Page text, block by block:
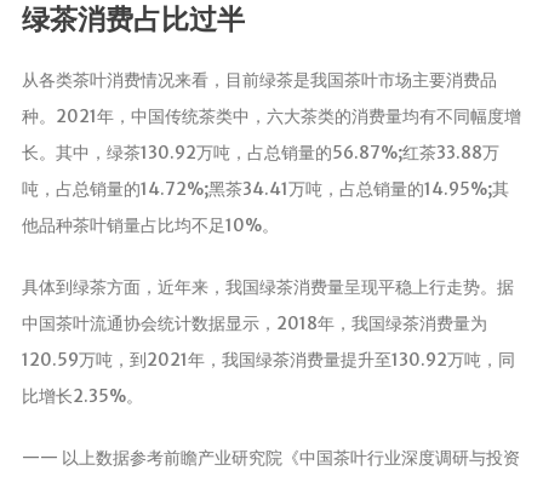
绿茶消费占比过半
从各类茶叶消费情况来看，目前绿茶是我国茶叶市场主要消费品
种。2021年，中国传统茶类中，六大茶类的消费量均有不同幅度增
长。其中，绿茶130.92万吨，占总销量的56.87%;红茶33.88万
吨，占总销量的14.72%;黑茶34.41万吨，占总销量的14.95%;其
他品种茶叶销量占比均不足10%。
具体到绿茶方面，近年来，我国绿茶消费量呈现平稳上行走势。据
中国茶叶流通协会统计数据显示，2018年，我国绿茶消费量为
120.59万吨，到2021年，我国绿茶消费量提升至130.92万吨，同
比增长2.35%。
—— 以上数据参考前瞻产业研究院《中国茶叶行业深度调研与投资
茶叶教育
茶叶鉴赏
茶艺
茶道
茶具
茶器
茶宠
茶叶行业动
态
健康养生